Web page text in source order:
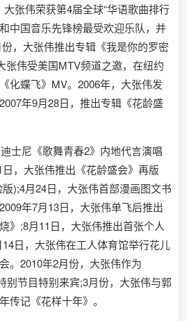
大张伟荣获第4届全球“华语歌曲排行
中国音乐先锋榜最受欢迎乐队，并
，大张伟推出专辑《我是你的罗密
张伟受美国MTV频道之邀，在纽约
化蝶飞》MV。2006年，大张伟发
年9月28日，推出专辑《花龄盛
尼《歌舞青春2》内地代言演唱
，大张伟推出《花龄盛会》再版
);4月24日，大张伟首部漫画图文书
年7月13日，大张伟单飞后推出
》;8月11日，大张伟推出首张个人
日，大张伟在工人体育馆举行花儿
。2010年2月份，大张伟作为
别节目特别来宾;3月份，大张伟与郭
传记《花样十年》。